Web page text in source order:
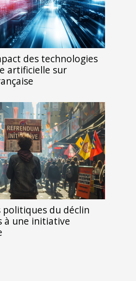
des technologies
artificielle sur
du déclin
à une initiative